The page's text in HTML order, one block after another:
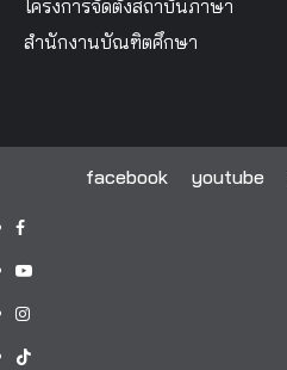
โครงการจัดตั้งสถาบันภาษา
สำนักงานบัณฑิตศึกษา
facebook youtube
facebook
youtube
instagram
tiktok